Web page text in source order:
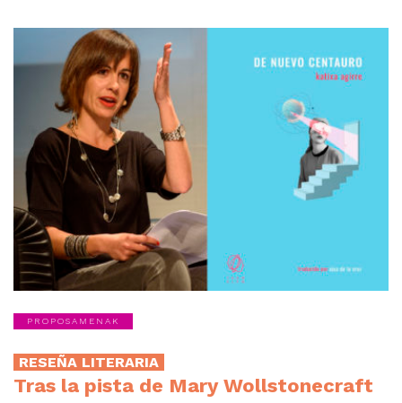
PROPOSAMENAK
RESEÑA LITERARIA
Tras la pista de Mary Wollstonecraft